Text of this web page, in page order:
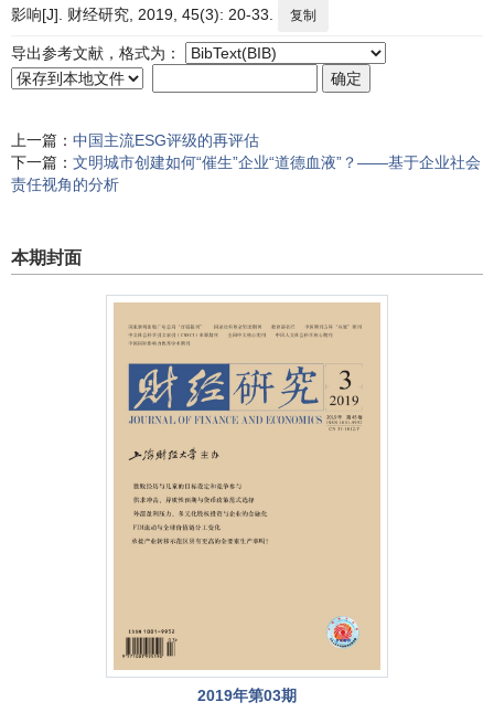
影响[J]. 财经研究, 2019, 45(3): 20-33.
复制
导出参考文献，格式为：
上一篇： 中国主流ESG评级的再评估
下一篇： 文明城市创建如何“催生”企业“道德血液”？——基于企业社会
责任视角的分析
本期封面
2019年第03期